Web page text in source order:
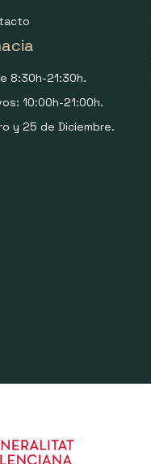
8:30h-21:30h.
10:00h-21:00h.
y 25 de Diciembre.